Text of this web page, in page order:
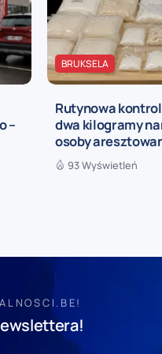
–
BRUKSELA
Rutynowa
dwa kilogramy
osoby
93 Wyświetleń